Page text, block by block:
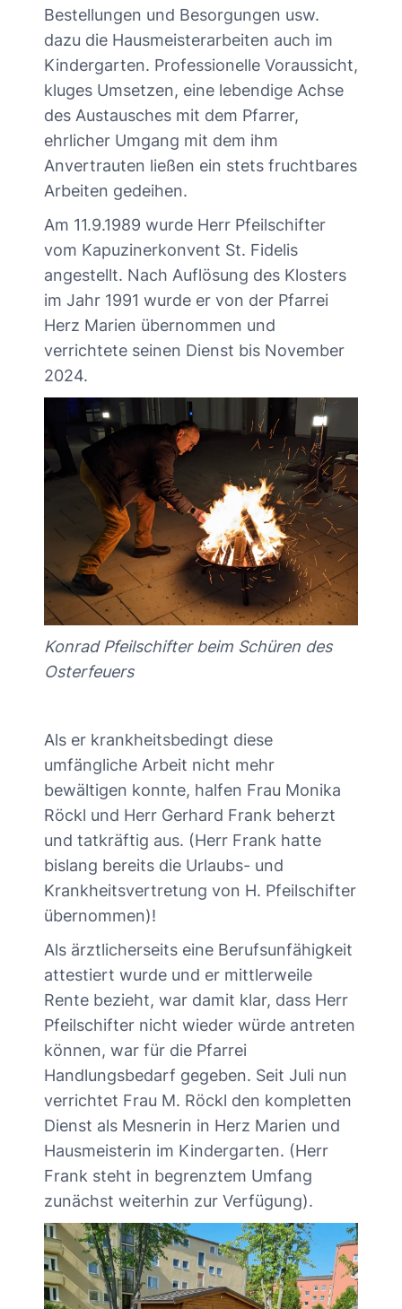
Bestellungen und Besorgungen usw.
dazu die Hausmeisterarbeiten auch im
Kindergarten. Professionelle Voraussicht,
kluges Umsetzen, eine lebendige Achse
des Austausches mit dem Pfarrer,
ehrlicher Umgang mit dem ihm
Anvertrauten ließen ein stets fruchtbares
Arbeiten gedeihen.
Am 11.9.1989 wurde Herr Pfeilschifter
vom Kapuzinerkonvent St. Fidelis
angestellt. Nach Auflösung des Klosters
im Jahr 1991 wurde er von der Pfarrei
Herz Marien übernommen und
verrichtete seinen Dienst bis November
2024.
Konrad Pfeilschifter beim Schüren des
Osterfeuers
Als er krankheitsbedingt diese
umfängliche Arbeit nicht mehr
bewältigen konnte, halfen Frau Monika
Röckl und Herr Gerhard Frank beherzt
und tatkräftig aus. (Herr Frank hatte
bislang bereits die Urlaubs- und
Krankheitsvertretung von H. Pfeilschifter
übernommen)!
Als ärztlicherseits eine Berufsunfähigkeit
attestiert wurde und er mittlerweile
Rente bezieht, war damit klar, dass Herr
Pfeilschifter nicht wieder würde antreten
können, war für die Pfarrei
Handlungsbedarf gegeben. Seit Juli nun
verrichtet Frau M. Röckl den kompletten
Dienst als Mesnerin in Herz Marien und
Hausmeisterin im Kindergarten. (Herr
Frank steht in begrenztem Umfang
zunächst weiterhin zur Verfügung).